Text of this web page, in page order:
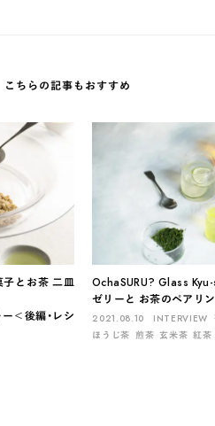
こちらの記事もおすすめ
子とお茶 二皿
＜後編・レシ
OchaSURU? Glass
ゼリーと お茶のペアリ
2021.08.10 INTERVIEW
ほうじ茶 煎茶 玄米茶 紅茶